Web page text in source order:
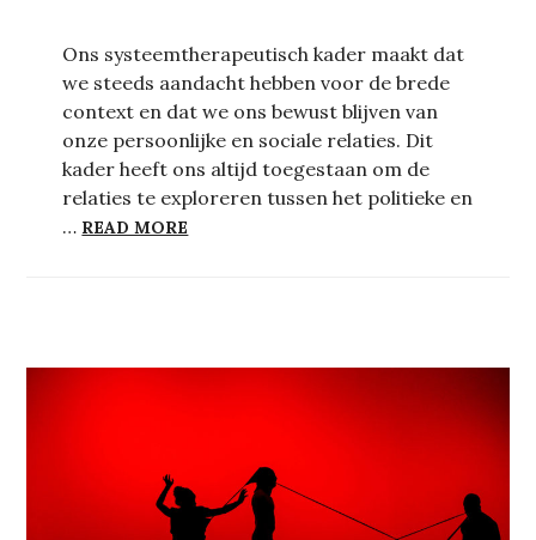
Ons systeemtherapeutisch kader maakt dat
we steeds aandacht hebben voor de brede
context en dat we ons bewust blijven van
onze persoonlijke en sociale relaties. Dit
kader heeft ons altijd toegestaan om de
relaties te exploreren tussen het politieke en
… READ MORE